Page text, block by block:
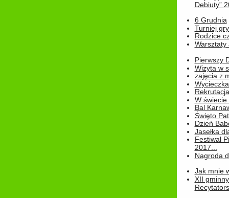
Debiuty”
6 Grudnia
Turniej
Rodzice
Warsztaty
Pierwszy
Wizyta w
zajęcia z
W świecie
Bal
Święto
Dzień
Jasełka
Festiwal
2017...
Nagroda
Jak mnie
XII